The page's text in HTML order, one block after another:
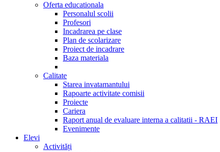
Oferta educationala
Personalul scolii
Profesori
Incadrarea pe clase
Plan de scolarizare
Proiect de incadrare
Baza materiala
Calitate
Starea invatamantului
Rapoarte activitate comisii
Proiecte
Cariera
Raport anual de evaluare interna a calitatii - RAEI
Evenimente
Elevi
Activități